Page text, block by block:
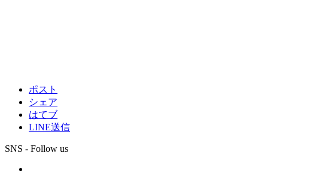
ポスト
シェア
はてブ
LINE送信
SNS - Follow us